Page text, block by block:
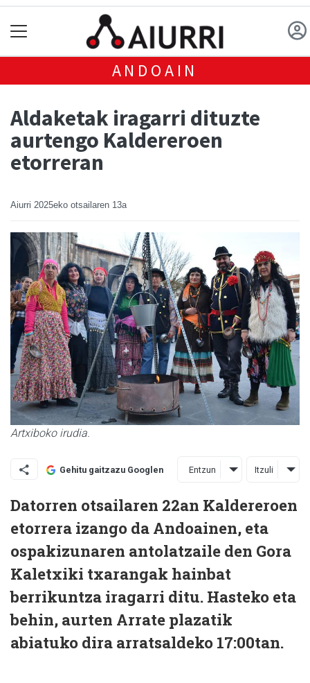
ANDOAIN
Aldaketak iragarri dituzte
aurtengo Kaldereroen
etorreran
Aiurri 2025eko otsailaren 13a
Artxiboko irudia.
Gehitu gaitzazu Googlen Entzun Itzuli
Datorren otsailaren 22an Kaldereroen
etorrera izango da Andoainen, eta
ospakizunaren antolatzaile den Gora
Kaletxiki txarangak hainbat
berrikuntza iragarri ditu. Hasteko eta
behin, aurten Arrate plazatik
abiatuko dira arratsaldeko 17:00tan.